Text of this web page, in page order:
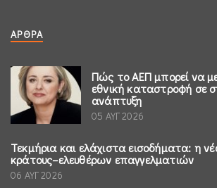
ΆΡΘΡΑ
Πώς το ΑΕΠ μπορεί να
εθνική καταστροφή σε
ανάπτυξη
05 ΑΥΓ 2026
Τεκμήρια και ελάχιστα εισοδήματα: η
κράτους–ελευθέρων επαγγελματιών
06 ΑΥΓ 2026